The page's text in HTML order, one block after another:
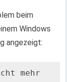
beim
Windows
angezeigt:
mehr